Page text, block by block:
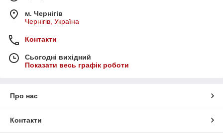
м. Чернігів
Чернігів, Україна
Контакти
Сьогодні вихідний
Показати весь графік роботи
Про нас
Контакти